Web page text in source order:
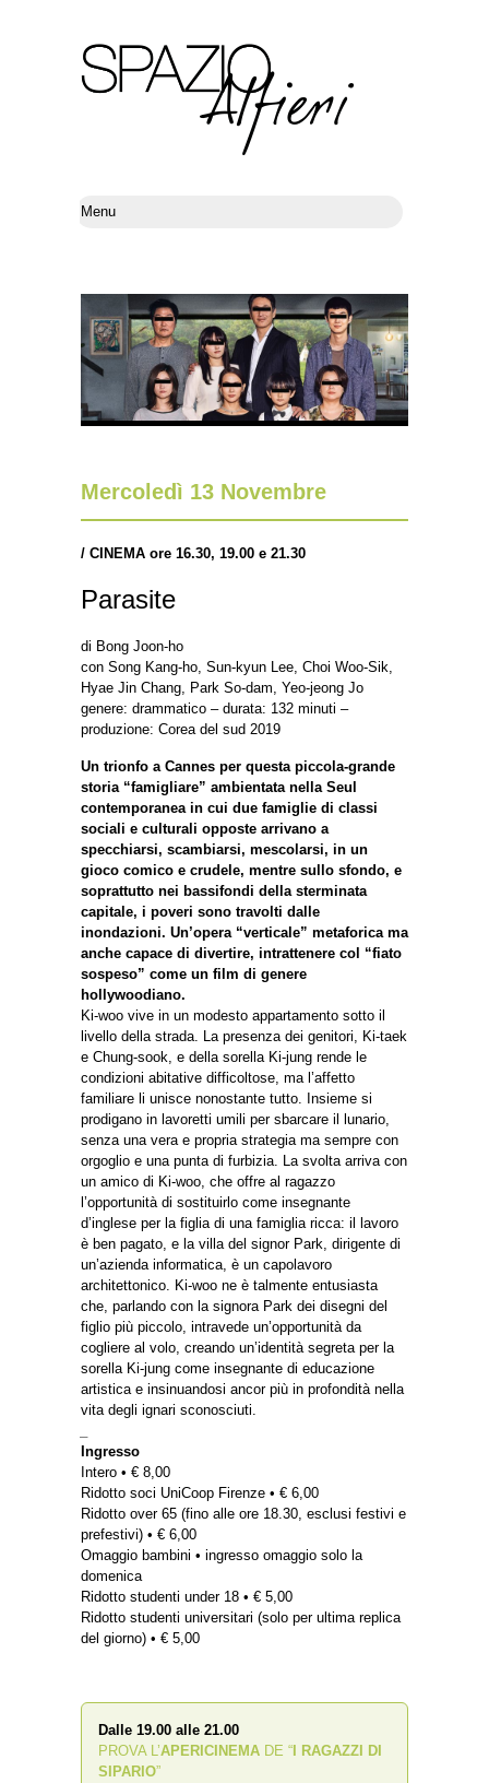
Mercoledì 13 Novembre
/ CINEMA ore 16.30, 19.00 e 21.30
Parasite
di Bong Joon-ho
con Song Kang-ho, Sun-kyun Lee, Choi Woo-Sik,
Hyae Jin Chang, Park So-dam, Yeo-jeong Jo
genere: drammatico – durata: 132 minuti –
produzione: Corea del sud 2019
Un trionfo a Cannes per questa piccola-grande
storia “famigliare” ambientata nella Seul
contemporanea in cui due famiglie di classi
sociali e culturali opposte arrivano a
specchiarsi, scambiarsi, mescolarsi, in un
gioco comico e crudele, mentre sullo sfondo, e
soprattutto nei bassifondi della sterminata
capitale, i poveri sono travolti dalle
inondazioni. Un’opera “verticale” metaforica ma
anche capace di divertire, intrattenere col “fiato
sospeso” come un film di genere
hollywoodiano.
Ki-woo vive in un modesto appartamento sotto il
livello della strada. La presenza dei genitori, Ki-taek
e Chung-sook, e della sorella Ki-jung rende le
condizioni abitative difficoltose, ma l’affetto
familiare li unisce nonostante tutto. Insieme si
prodigano in lavoretti umili per sbarcare il lunario,
senza una vera e propria strategia ma sempre con
orgoglio e una punta di furbizia. La svolta arriva con
un amico di Ki-woo, che offre al ragazzo
l’opportunità di sostituirlo come insegnante
d’inglese per la figlia di una famiglia ricca: il lavoro
è ben pagato, e la villa del signor Park, dirigente di
un’azienda informatica, è un capolavoro
architettonico. Ki-woo ne è talmente entusiasta
che, parlando con la signora Park dei disegni del
figlio più piccolo, intravede un’opportunità da
cogliere al volo, creando un’identità segreta per la
sorella Ki-jung come insegnante di educazione
artistica e insinuandosi ancor più in profondità nella
vita degli ignari sconosciuti.
Ingresso
Intero • € 8,00
Ridotto soci UniCoop Firenze • € 6,00
Ridotto over 65 (fino alle ore 18.30, esclusi festivi e
prefestivi) • € 6,00
Omaggio bambini • ingresso omaggio solo la
domenica
Ridotto studenti under 18 • € 5,00
Ridotto studenti universitari (solo per ultima replica
del giorno) • € 5,00
Dalle 19.00 alle 21.00
PROVA L’APERICINEMA DE “ I RAGAZZI DI
SIPARIO”